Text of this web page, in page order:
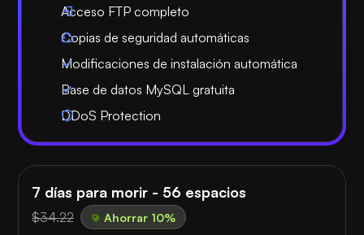
Acceso FTP completo
Copias de seguridad automáticas
Modificaciones de instalación automática
Base de datos MySQL gratuita
DDoS Protection
7 días para morir - 56 espacios
$34.22 Ahorrar 10%